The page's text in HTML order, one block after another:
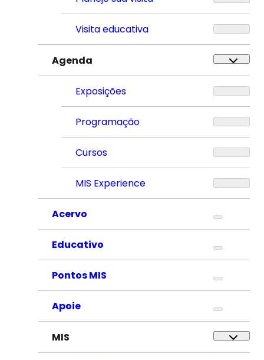
Visita educativa
Agenda
Exposições
Programação
Cursos
MIS Experience
Acervo
Educativo
Pontos MIS
Apoie
MIS